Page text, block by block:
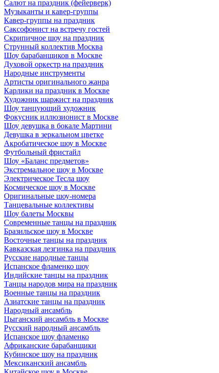
Салют на праздник (фейерверк)
Музыканты и кавер-группы
Кавер-группы на праздник
Саксофонист на встречу гостей
Скрипичное шоу на праздник
Струнный коллектив Москва
Шоу барабанщиков в Москве
Духовой оркестр на праздник
Народные инструменты
Артисты оригинального жанра
Карлики на праздник в Москве
Художник шаржист на праздник
Шоу танцующий художник
Фокусник иллюзионист в Москве
Шоу девушка в бокале Мартини
Девушка в зеркальном цветке
Акробатическое шоу в Москве
Футбольный фристайл
Шоу «Баланс предметов»
Экстремальное шоу в Москве
Электрическое Тесла шоу
Космическое шоу в Москве
Оригинальные шоу-номера
Танцевальные коллективы
Шоу балеты Москвы
Современные танцы на праздник
Бразильское шоу в Москве
Восточные танцы на праздник
Кавказская лезгинка на праздник
Русские народные танцы
Испанское фламенко шоу
Индийские танцы на праздник
Танцы народов мира на праздник
Военные танцы на праздник
Азиатские танцы на праздник
Народный ансамбль
Цыганский ансамбль в Москве
Русский народный ансамбль
Испанское шоу фламенко
Африканские барабанщики
Кубинское шоу на праздник
Мексиканский ансамбль